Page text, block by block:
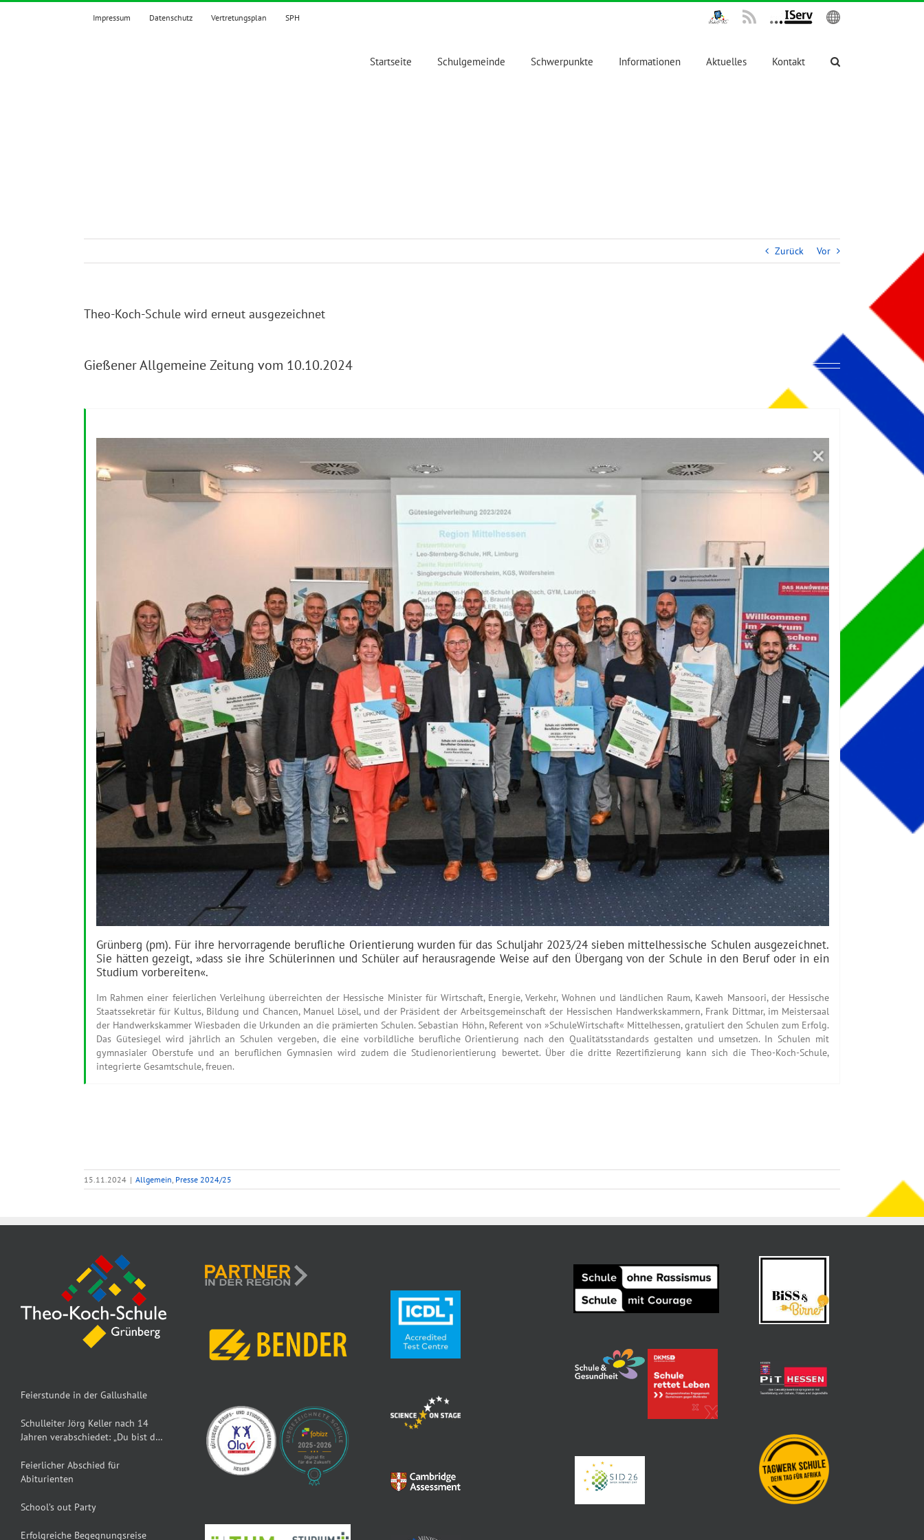
Zum
Impressum Datenschutz Vertretungsplan SPH IPadsTKS IServ English
Startseite Schulgemeinde Schwerpunkte Informationen Aktuelles Kontakt
Zurück Vor
Theo-Koch-Schule wird erneut ausgezeichnet
Gießener Allgemeine Zeitung vom 10.10.2024
Grünberg (pm). Für ihre hervorragende berufliche Orientierung wurden für das Schuljahr 2023/24 sieben mittelhessische Schulen ausgezeichnet.
Sie hätten gezeigt, »dass sie ihre Schülerinnen und Schüler auf herausragende Weise auf den Übergang von der Schule in den Beruf oder in ein
Studium vorbereiten«.
Im Rahmen einer feierlichen Verleihung überreichten der Hessische Minister für Wirtschaft, Energie, Verkehr, Wohnen und ländlichen Raum, Kaweh Mansoori, der Hessische
Staatssekretär für Kultus, Bildung und Chancen, Manuel Lösel, und der Präsident der Arbeitsgemeinschaft der Hessischen Handwerkskammern, Frank Dittmar, im Meistersaal
der Handwerkskammer Wiesbaden die Urkunden an die prämierten Schulen. Sebastian Höhn, Referent von »SchuleWirtschaft« Mittelhessen, gratuliert den Schulen zum Erfolg.
Das Gütesiegel wird jährlich an Schulen vergeben, die eine vorbildliche berufliche Orientierung nach den Qualitätsstandards gestalten und umsetzen. In Schulen mit
gymnasialer Oberstufe und an beruflichen Gymnasien wird zudem die Studienorientierung bewertet. Über die dritte Rezertifizierung kann sich die Theo-Koch-Schule,
integrierte Gesamtschule, freuen.
15.11.2024 | Allgemein Presse 2024/25
Feierstunde in der Gallushalle
Schulleiter Jörg Keller nach 14
Jahren verabschiedet: „Du bist der
Feierlicher Abschied für
Abiturienten
School’s out Party
Erfolgreiche Begegnungsreise